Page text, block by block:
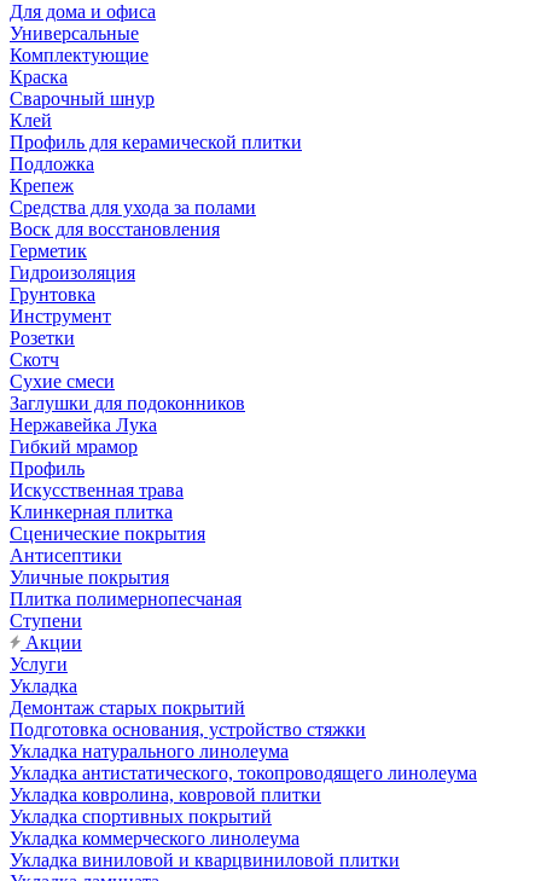
Для дома и офиса
Универсальные
Комплектующие
Краска
Сварочный шнур
Клей
Профиль для керамической плитки
Подложка
Крепеж
Средства для ухода за полами
Воск для восстановления
Герметик
Гидроизоляция
Грунтовка
Инструмент
Розетки
Скотч
Сухие смеси
Заглушки для подоконников
Нержавейка Лука
Гибкий мрамор
Профиль
Искусственная трава
Клинкерная плитка
Сценические покрытия
Антисептики
Уличные покрытия
Плитка полимернопесчаная
Ступени
Акции
Услуги
Укладка
Демонтаж старых покрытий
Подготовка основания, устройство стяжки
Укладка натурального линолеума
Укладка антистатического, токопроводящего линолеума
Укладка ковролина, ковровой плитки
Укладка спортивных покрытий
Укладка коммерческого линолеума
Укладка виниловой и кварцвиниловой плитки